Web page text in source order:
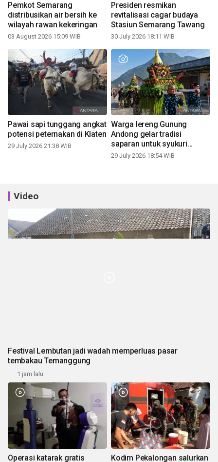
Pemkot Semarang
distribusikan air bersih ke
wilayah rawan kekeringan
03 August 2026 15:09 WIB
Presiden resmikan
revitalisasi cagar budaya
Stasiun Semarang Tawang
30 July 2026 18:11 WIB
Pawai sapi tunggang angkat
potensi peternakan di Klaten
29 July 2026 21:38 WIB
Warga lereng Gunung
Andong gelar tradisi
saparan untuk syukuri
panen
29 July 2026 18:54 WIB
Video
Festival Lembutan jadi wadah memperluas pasar
tembakau Temanggung
1 jam lalu
Operasi katarak gratis
Kodim Pekalongan salurkan